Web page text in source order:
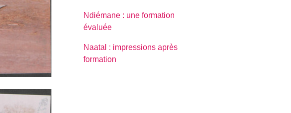
Ndiémane : une formation
évaluée
Naatal : impressions après
formation